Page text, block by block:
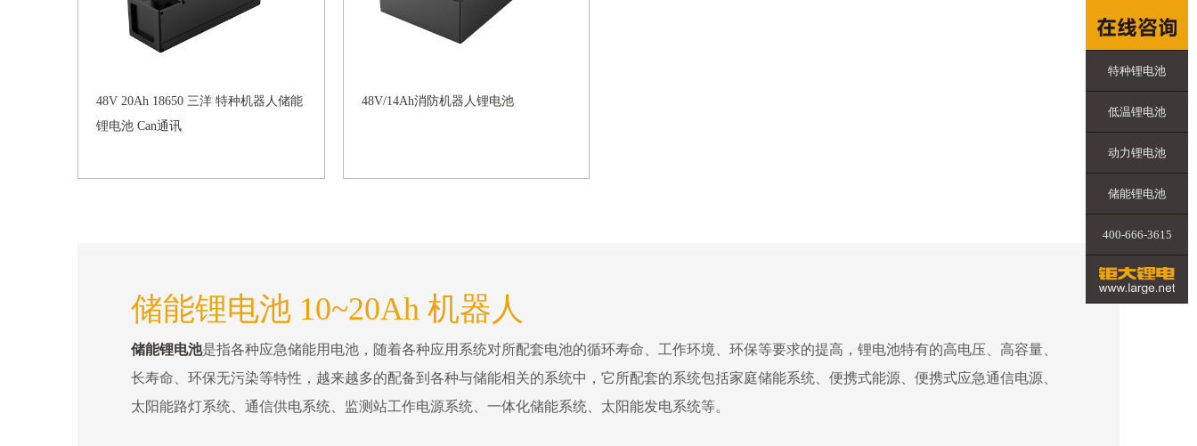
48V 20Ah 18650 三洋 特种机器人储能
锂电池 Can通讯
48V/14Ah消防机器人锂电池
储能锂电池 10~20Ah 机器人
储能锂电池是指各种应急储能用电池，随着各种应用系统对所配套电池的循环寿命、工作环境、环保等要求的提高，锂电池特有的高电压、高容量、
长寿命、环保无污染等特性，越来越多的配备到各种与储能相关的系统中，它所配套的系统包括家庭储能系统、便携式能源、便携式应急通信电源、
太阳能路灯系统、通信供电系统、监测站工作电源系统、一体化储能系统、太阳能发电系统等。
特种锂电池
低温锂电池
动力锂电池
储能锂电池
400-666-3615